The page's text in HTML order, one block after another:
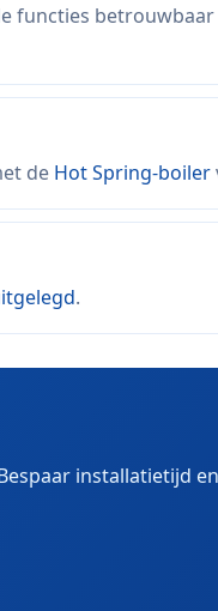
functies
de Hot Spring-boiler
.
installatietijd